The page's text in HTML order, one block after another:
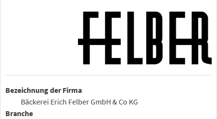
Bezeichnung der Firma
Bäckerei Erich Felber GmbH & Co KG
Branche